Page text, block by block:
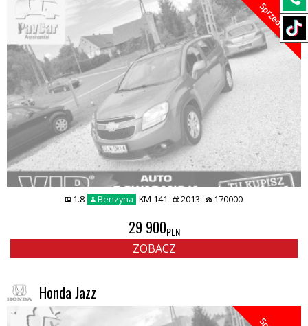
Sprzedany
1.8 Benzyna KM 141 2013 170000
29 900PLN
ZOBACZ
Honda Jazz